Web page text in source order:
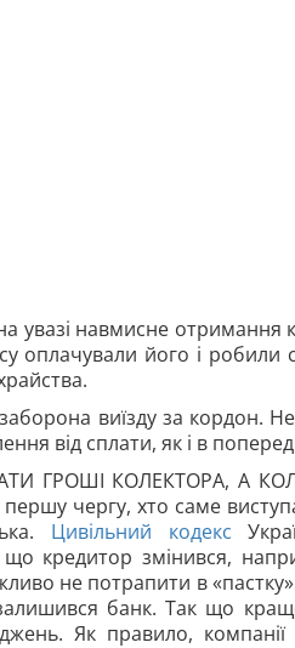
увазі навмисне отримання
оплачували його і
виїзду за кордон.
від сплати, як і в
ГРОШІ КОЛЕКТОРА, А
першу чергу, хто саме
Цивільний кодекс
що кредитор змінився,
не потрапити в
банк. Так що
Як правило,